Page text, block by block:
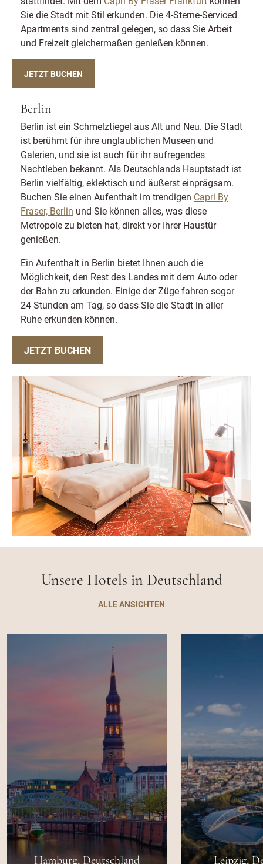
Sie die Stadt mit Stil erkunden. Die 4-Sterne-Serviced
Apartments sind zentral gelegen, so dass Sie Arbeit
und Freizeit gleichermaßen genießen können.
JETZT BUCHEN
Berlin
Berlin ist ein Schmelztiegel aus Alt und Neu. Die Stadt
ist berühmt für ihre unglaublichen Museen und
Galerien, und sie ist auch für ihr aufregendes
Nachtleben bekannt. Als Deutschlands Hauptstadt ist
Berlin vielfältig, eklektisch und äußerst einprägsam.
Buchen Sie einen Aufenthalt im trendigen Capri By
Fraser, Berlin und Sie können alles, was diese
Metropole zu bieten hat, direkt vor Ihrer Haustür
genießen.
Ein Aufenthalt in Berlin bietet Ihnen auch die
Möglichkeit, den Rest des Landes mit dem Auto oder
der Bahn zu erkunden. Einige der Züge fahren sogar
24 Stunden am Tag, so dass Sie die Stadt in aller
Ruhe erkunden können.
JETZT BUCHEN
Unsere Hotels in Deutschland
ALLE ANSICHTEN
Leipzig, Deutschland